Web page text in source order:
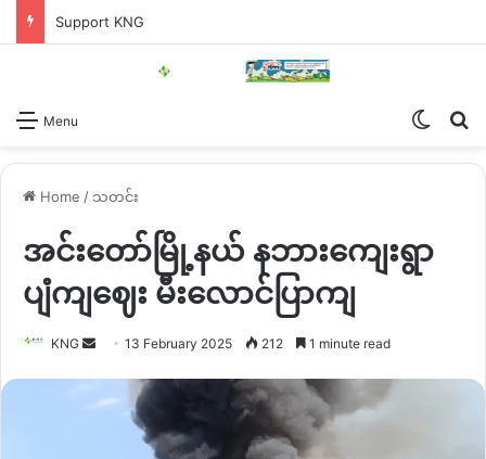
Support KNG
Menu
Home / သတင်း
အင်းတော်မြို့နယ် နဘားကျေးရွာ
ပျံကျဈေး မီးလောင်ပြာကျ
KNG
Send13 February 2025 212 1 minute read